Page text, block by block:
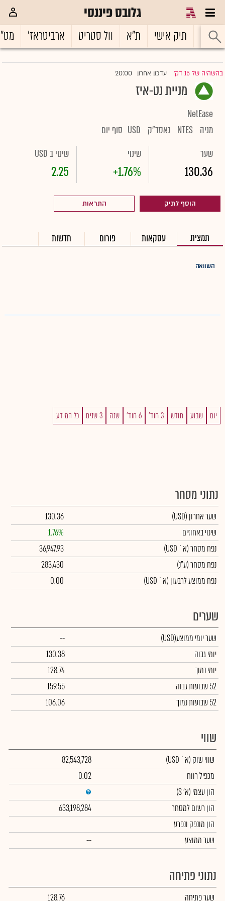
גלובס פיננסי
ראשי תיק אישי ת"א וול סטריט ארביטראז'
בהשהיה של 15 דק' |עדכון אחרון 20:00
מניית נט-איז
NetEase
מניה NTES נאסד"ק USD סוף יום
שער
130.36
שינוי
+1.76%
שינוי ב USD
2.25
הוסף לתיק התראות
תמצית עסקאות פורום חדשות
השוואה
יום שבוע חודש 3 חוד' 6 חוד' שנה 3 שנים כל המידע
נתוני מסחר
שער אחרון (USD)
130.36
שינוי באחוזים
1.76%
נפח מסחר(א` USD)
36,947.93
נפח מסחר(ע"נ)
283,430
נפח ממוצע לרבעון (א` USD)
0.00
שערים
שער יומי ממוצע(USD)
--
יומי גבוה
130.38
יומי נמוך
128.74
52 שבועות גבוה
159.55
52 שבועות נמוך
106.06
שווי
שווי שוק (א` USD)
82,543,728
מכפיל רווח
0.02
הון עצמי (א' $)
הון רשום למסחר
633,198,284
הון מונפק ונפרע
שער ממוצע
--
נתוני פתיחה
שער פתיחה 128.76